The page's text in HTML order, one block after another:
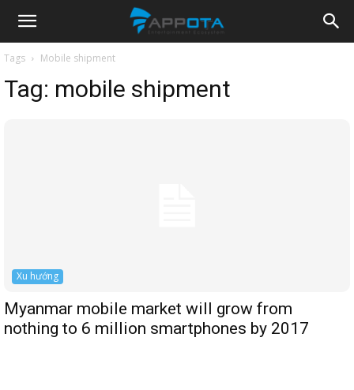
Appota
News
Tags Mobile shipment
Tag: mobile shipment
Xu hướng
Myanmar mobile market will grow from
nothing to 6 million smartphones by 2017